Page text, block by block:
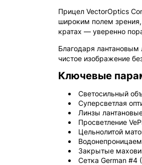
Прицел VectorOptics
широким полем зрения,
кратах — уверенно
Благодаря лантановым
чистое изображение
Ключевые
Светосильный
Суперсветлая
Линзы
Просветление
Цельнолитой
Закрытые
Сетка German #4